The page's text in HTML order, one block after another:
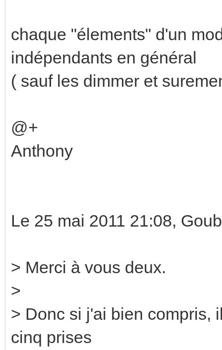
chaque "élements" d'un
indépendants en général
( sauf les dimmer et
@+
Anthony
Le 25 mai 2011 21:08,
> Merci à vous deux.
>
> Donc si j'ai bien compris,
cinq prises